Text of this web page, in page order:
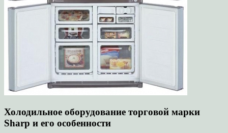
Холодильное оборудование торговой марки
Sharp и его особенности